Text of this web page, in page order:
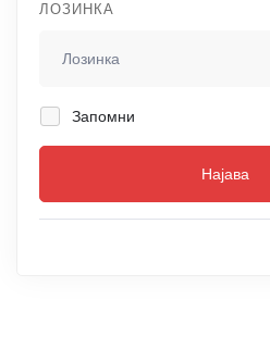
ЛОЗИНКА
Запомни
Најава